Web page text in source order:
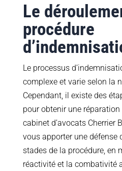
Le
procédure
Le processus
complexe et varie selon la
Cependant, il existe des
pour obtenir une
cabinet d’avocats Cherrier
vous apporter une défense
stades de la procédure, en
réactivité et la combativité